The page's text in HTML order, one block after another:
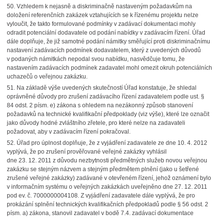
50. Vzhledem k nejasně a diskriminačně nastaveným požadavkům na
doložení referenčních zakázek vztahujících se k řízenému projektu nelze
vyloučit, že takto formulované podmínky v zadávací dokumentaci mohly
odradit potenciální dodavatele od podání nabídky v zadávacím řízení. Úřad
dále doplňuje, že již samotné podání námitky směřující proti diskriminačnímu
nastavení zadávacích podmínek dodavatelem, který z uvedených důvodů
v podaných námitkách nepodal svou nabídku, nasvědčuje tomu, že
nastavením zadávacích podmínek zadavatel mohl omezit okruh potenciálních
uchazečů o veřejnou zakázku.
51. Na základě výše uvedených skutečností Úřad konstatuje, že shledal
oprávněné důvody pro zrušení zadávacího řízení zadavatelem podle ust. §
84 odst. 2 písm. e) zákona s ohledem na nezákonný způsob stanovení
požadavků na technické kvalifikační předpoklady (viz výše), které lze označit
jako důvody hodné zvláštního zřetele, pro které nelze na zadavateli
požadovat, aby v zadávacím řízení pokračoval.
52. Úřad pro úplnost doplňuje, že z vyjádření zadavatele ze dne 10. 4. 2012
vyplývá, že po zrušení prověřované veřejné zakázky vyhlásil
dne 23. 12. 2011 z důvodu nezbytnosti předmětných služeb novou veřejnou
zakázku se stejným názvem a stejným předmětem plnění (jako u šetřené
zrušené veřejné zakázky) zadávané v otevřeném řízení, jehož oznámení bylo
v informačním systému o veřejných zakázkách uveřejněno dne 27. 12. 2011
pod ev. č. 7000000004108. Z vyjádření zadavatele dále vyplývá, že pro
prokázání splnění technických kvalifikačních předpokladů podle § 56 odst. 2
písm. a) zákona, stanovil zadavatel v bodě 7.4. zadávací dokumentace